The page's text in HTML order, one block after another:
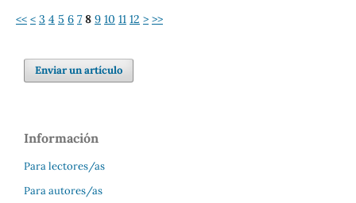
<< < 3 4 5 6 7 8 9 10 11 12 > >>
Enviar un artículo
Información
Para lectores/as
Para autores/as